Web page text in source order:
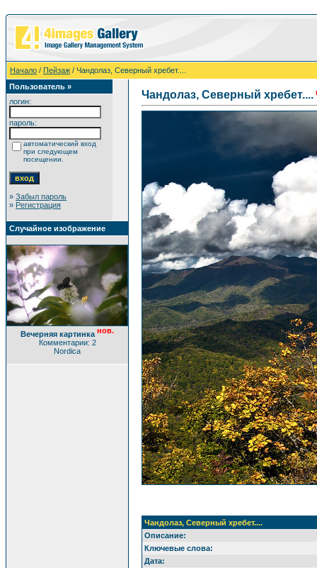
Начало / Пейзаж / Чандолаз, Северный хребет....
Пользователь »
логин:
пароль:
автоматический вход
при следующем
посещении.
» Забыл пароль
» Регистрация
Случайное изображение
Вечерняя картинка нов.
Комментарии: 2
Nordica
Чандолаз, Северный хребет....
Чандолаз, Северный хребет....
Описание:
Ключевые слова:
Дата: